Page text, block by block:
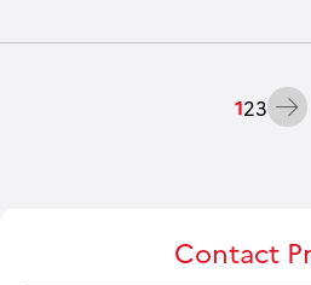
Pagination des publications
123
Contact